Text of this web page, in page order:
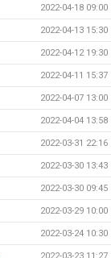
2022-04-18 09:00
2022-04-13 15:30
2022-04-12 19:30
2022-04-11 15:37
2022-04-07 13:00
2022-04-04 13:58
2022-03-31 22:16
2022-03-30 13:43
2022-03-30 09:45
2022-03-29 10:00
2022-03-24 10:30